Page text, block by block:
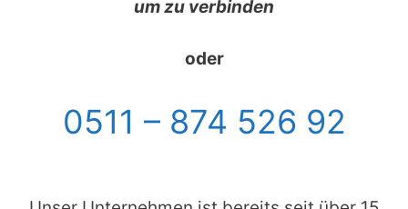
um zu verbinden
oder
0511 – 874 526 92